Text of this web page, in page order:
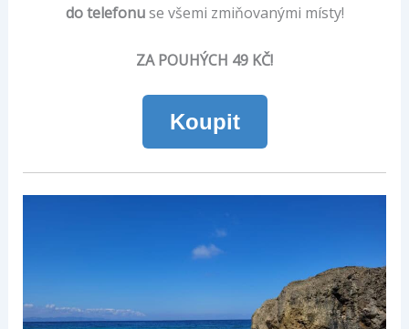
do telefonuse všemi zmiňovanými místy!
ZA POUHÝCH 49 KČ!
Koupit